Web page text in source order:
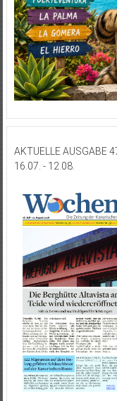
AKTUELLE AUSGABE
16.07. - 12.08.